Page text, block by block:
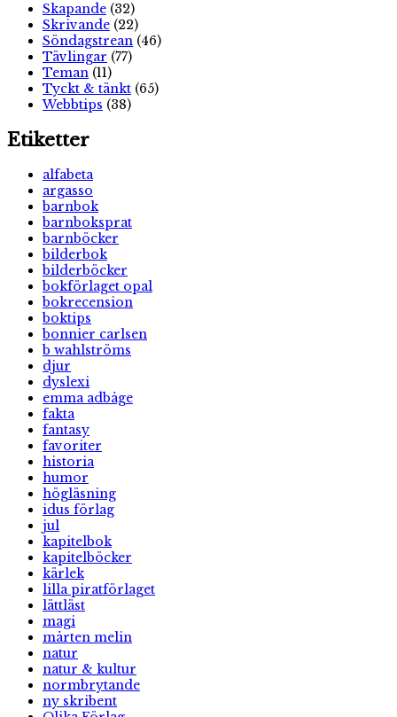
Skapande (32)
Skrivande (22)
Söndagstrean (46)
Tävlingar (77)
Teman (11)
Tyckt & tänkt (65)
Webbtips (38)
Etiketter
alfabeta
argasso
barnbok
barnboksprat
barnböcker
bilderbok
bilderböcker
bokförlaget opal
bokrecension
boktips
bonnier carlsen
b wahlströms
djur
dyslexi
emma adbåge
fakta
fantasy
favoriter
historia
humor
högläsning
idus förlag
jul
kapitelbok
kapitelböcker
kärlek
lilla piratförlaget
lättläst
magi
mårten melin
natur
natur & kultur
normbrytande
ny skribent